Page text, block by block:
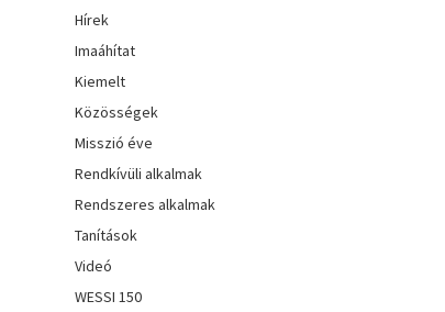
Hírek
Imaáhítat
Kiemelt
Közösségek
Misszió éve
Rendkívüli alkalmak
Rendszeres alkalmak
Tanítások
Videó
WESSI 150